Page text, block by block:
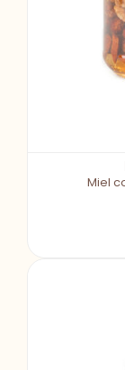
Miel